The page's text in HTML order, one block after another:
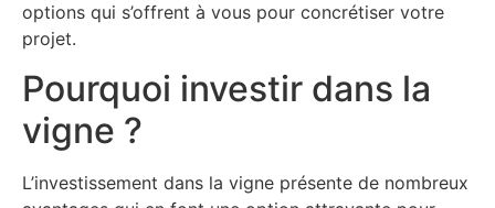
options qui s’offrent à vous pour concrétiser votre
projet.
Pourquoi investir dans la
vigne ?
L’investissement dans la vigne présente de nombreux